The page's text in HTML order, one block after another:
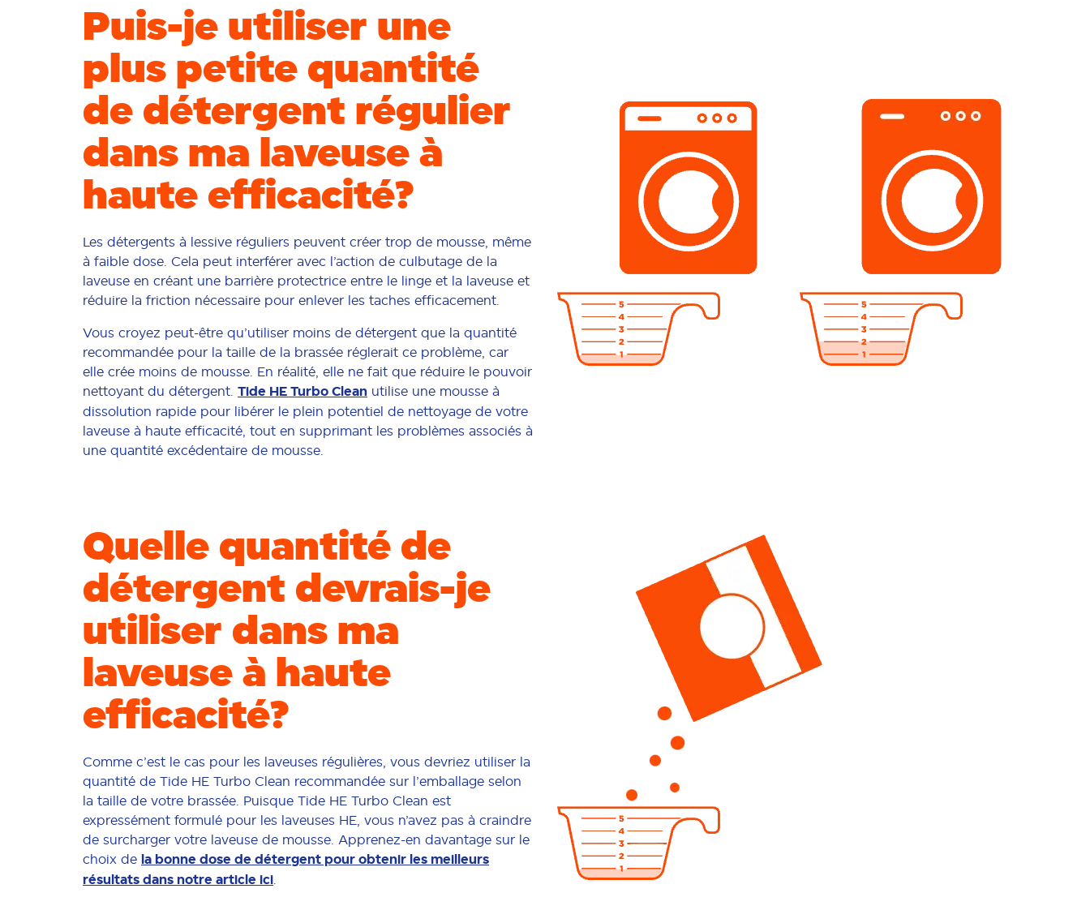
Puis-je utiliser une
plus petite quantité
de détergent régulier
dans ma laveuse à
haute efficacité?
Les détergents à lessive réguliers peuvent créer trop de mousse, même
à faible dose. Cela peut interférer avec l’action de culbutage de la
laveuse en créant une barrière protectrice entre le linge et la laveuse et
réduire la friction nécessaire pour enlever les taches efficacement.
Vous croyez peut-être qu’utiliser moins de détergent que la quantité
recommandée pour la taille de la brassée réglerait ce problème, car
elle crée moins de mousse. En réalité, elle ne fait que réduire le pouvoir
nettoyant du détergent. Tide HE Turbo Clean utilise une mousse à
dissolution rapide pour libérer le plein potentiel de nettoyage de votre
laveuse à haute efficacité, tout en supprimant les problèmes associés à
une quantité excédentaire de mousse.
Quelle quantité de
détergent devrais-je
utiliser dans ma
laveuse à haute
efficacité?
Comme c’est le cas pour les laveuses régulières, vous devriez utiliser la
quantité de Tide HE Turbo Clean recommandée sur l’emballage selon
la taille de votre brassée. Puisque Tide HE Turbo Clean est
expressément formulé pour les laveuses HE, vous n’avez pas à craindre
de surcharger votre laveuse de mousse. Apprenez-en davantage sur le
choix de la bonne dose de détergent pour obtenir les meilleurs
résultats dans notre article ici